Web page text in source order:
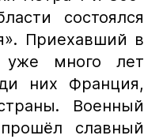
состоялся
Приехавший в
уже много лет
них Франция,
Военный
славный